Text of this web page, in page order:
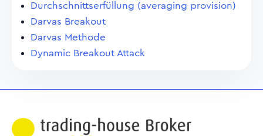
Durchschnittserfüllung (averaging provision)
Darvas Breakout
Darvas Methode
Dynamic Breakout Attack